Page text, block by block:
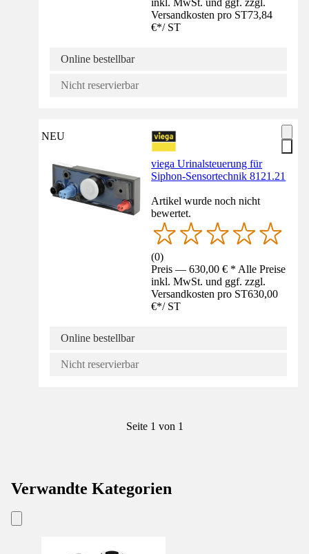
Versandkosten pro ST73,84
€*/ ST
Online bestellbar
Nicht reservierbar
NEU
viega Urinalsteuerung für
Siphon-​Sensortechnik 8121.21
Artikel wurde noch nicht
bewertet.
(0)
Preis — 630,00 € * Alle Preise
inkl. MwSt. und ggf. zzgl.
Versandkosten pro ST630,00
€*/ ST
Online bestellbar
Nicht reservierbar
Seite 1 von 1
Verwandte Kategorien